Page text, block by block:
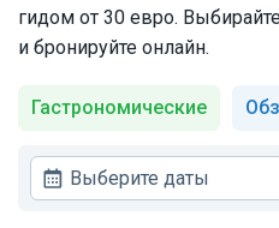
гидом от 30 евро.
и бронируйте онлайн.
Гастрономические
Выберите даты